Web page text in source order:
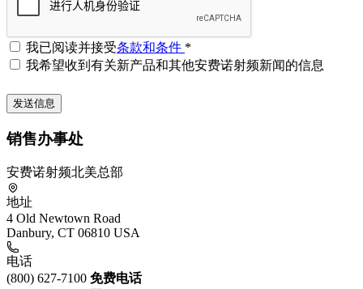
我已阅读并接受条款和条件 *
我希望收到有关新产品和其他安费诺射频新闻的信息
销售办事处
安费诺射频北美总部
地址
4 Old Newtown Road
Danbury, CT 06810 USA
电话
(800) 627-7100 免费电话